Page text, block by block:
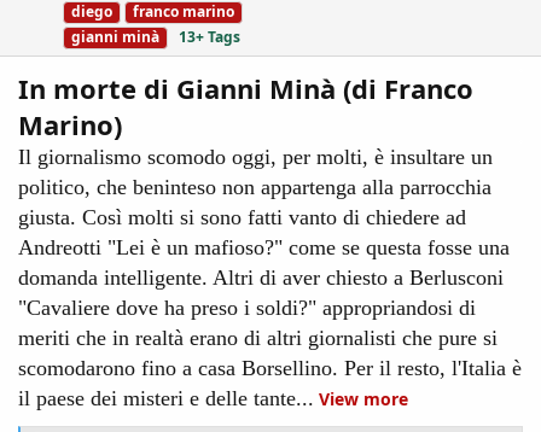
diego
franco marino
gianni minà
13+ Tags
In morte di Gianni Minà (di Franco
Marino)
Il giornalismo scomodo oggi, per molti, è insultare un
politico, che beninteso non appartenga alla parrocchia
giusta. Così molti si sono fatti vanto di chiedere ad
Andreotti "Lei è un mafioso?" come se questa fosse una
domanda intelligente. Altri di aver chiesto a Berlusconi
"Cavaliere dove ha preso i soldi?" appropriandosi di
meriti che in realtà erano di altri giornalisti che pure si
scomodarono fino a casa Borsellino. Per il resto, l'Italia è
il paese dei misteri e delle tante... View more